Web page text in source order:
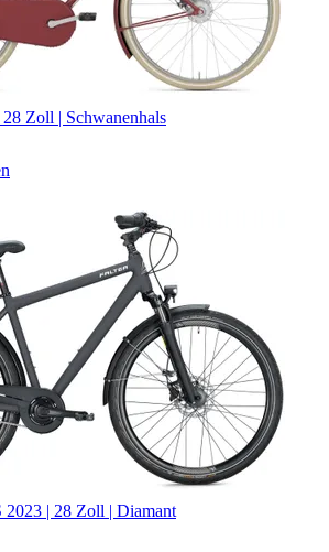
28 Zoll | Schwanenhals
2023 | 28 Zoll | Diamant